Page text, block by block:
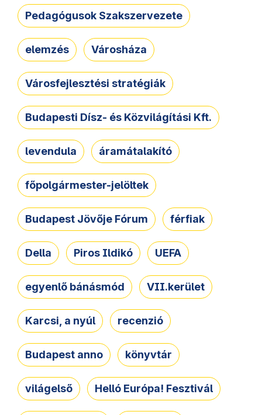
Pedagógusok Szakszervezete
elemzés Városháza
Városfejlesztési stratégiák
Budapesti Dísz- és Közvilágítási Kft.
levendula áramátalakító
főpolgármester-jelöltek
Budapest Jövője Fórum férfiak
Della Piros Ildikó UEFA
egyenlő bánásmód VII.kerület
Karcsi, a nyúl recenzió
Budapest anno könyvtár
világelső Helló Európa! Fesztivál